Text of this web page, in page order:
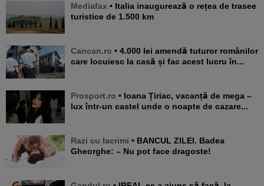
Mediafax • Italia inaugurează o rețea de trasee
turistice de 1.500 km
Cancan.ro • 4.000 lei amendă tuturor românilor
care locuiesc la casă și fac acest lucru în...
Prosport.ro • Ioana Țiriac, vacanță de mega –
lux într-un castel unde o noapte de cazare...
Razi cu lacrimi • BANCUL ZILEI. Badea
Gheorghe: – Nu pot face dragoste!